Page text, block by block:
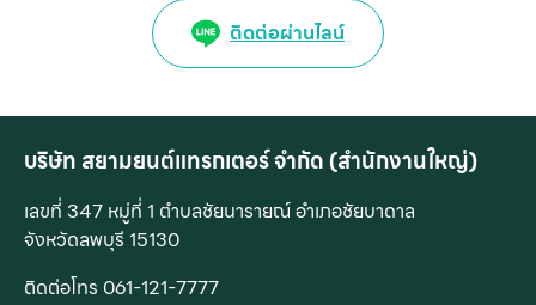
ติดต่อผ่านไลน์
บริษัท สยามยนต์แทรกเตอร์ จำกัด (สำนักงานใหญ่)
เลขที่ 347 หมู่ที่ 1 ตำบลชัยนารายณ์ อำเภอชัยบาดาล
จังหวัดลพบุรี 15130
ติดต่อโทร 061-121-7777